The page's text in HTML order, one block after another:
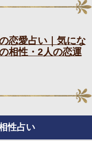
恋愛占い｜気にな
相性・2人の恋運
性占い